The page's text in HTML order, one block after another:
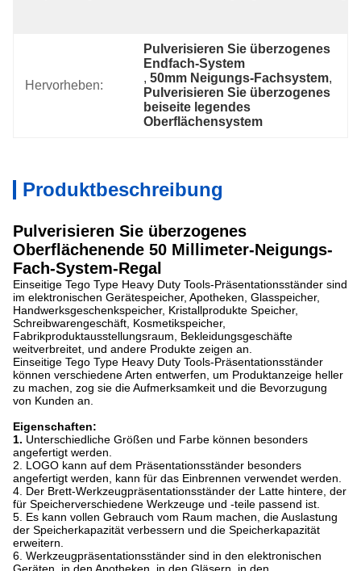
Hervorheben:
Pulverisieren Sie überzogenes
Endfach-System
, 50mm Neigungs-Fachsystem
Pulverisieren Sie überzogenes
beiseite legendes
Oberflächensystem
Produktbeschreibung
Pulverisieren Sie überzogenes
Oberflächenende 50 Millimeter-Neigungs-
Fach-System-Regal
Einseitige Tego Type Heavy Duty Tools-Präsentationsständer sind
im elektronischen Gerätespeicher, Apotheken, Glasspeicher,
Handwerksgeschenkspeicher, Kristallprodukte Speicher,
Schreibwarengeschäft, Kosmetikspeicher,
Fabrikproduktausstellungsraum, Bekleidungsgeschäfte
weitverbreitet, und andere Produkte zeigen an.
Einseitige Tego Type Heavy Duty Tools-Präsentationsständer
können verschiedene Arten entwerfen, um Produktanzeige heller
zu machen, zog sie die Aufmerksamkeit und die Bevorzugung
von Kunden an.
Eigenschaften:
1. Unterschiedliche Größen und Farbe können besonders
angefertigt werden.
2. LOGO kann auf dem Präsentationsständer besonders
angefertigt werden, kann für das Einbrennen verwendet werden.
4. Der Brett-Werkzeugpräsentationsständer der Latte hintere, der
für Speicherverschiedene Werkzeuge und -teile passend ist.
5. Es kann vollen Gebrauch vom Raum machen, die Auslastung
der Speicherkapazität verbessern und die Speicherkapazität
erweitern.
6. Werkzeugpräsentationsständer sind in den elektronischen